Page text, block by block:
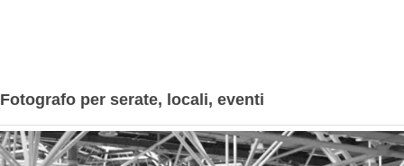
Fotografo per serate, locali, eventi